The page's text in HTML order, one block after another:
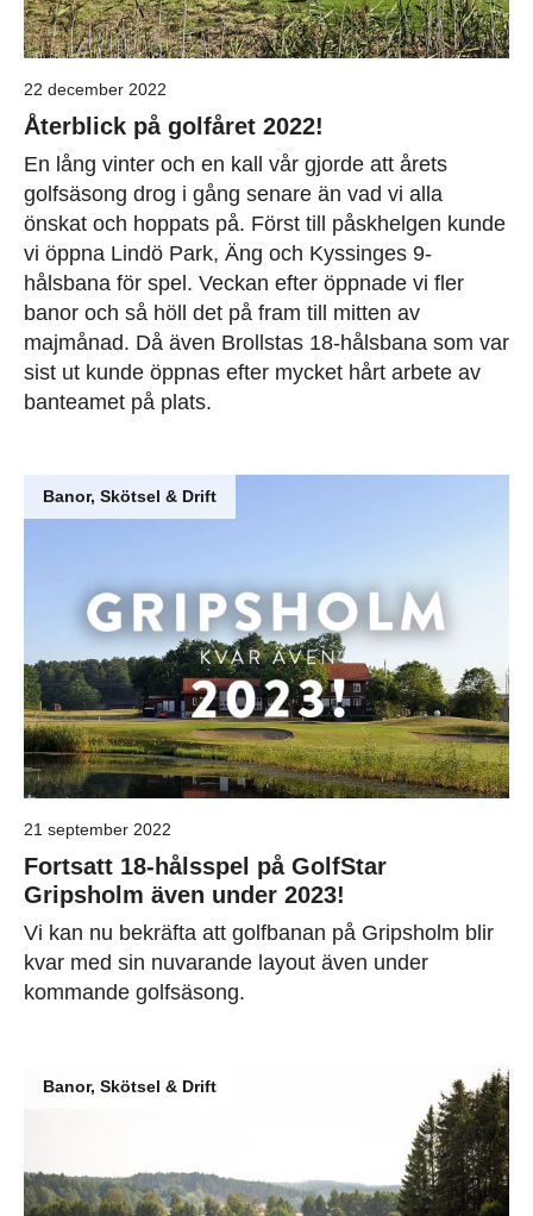
22 december 2022
Återblick på golfåret 2022!
En lång vinter och en kall vår gjorde att årets
golfsäsong drog i gång senare än vad vi alla
önskat och hoppats på. Först till påskhelgen kunde
vi öppna Lindö Park, Äng och Kyssinges 9-
hålsbana för spel. Veckan efter öppnade vi fler
banor och så höll det på fram till mitten av
majmånad. Då även Brollstas 18-hålsbana som var
sist ut kunde öppnas efter mycket hårt arbete av
banteamet på plats.
Banor, Skötsel & Drift
21 september 2022
Fortsatt 18-hålsspel på GolfStar
Gripsholm även under 2023!
Vi kan nu bekräfta att golfbanan på Gripsholm blir
kvar med sin nuvarande layout även under
kommande golfsäsong.
Banor, Skötsel & Drift